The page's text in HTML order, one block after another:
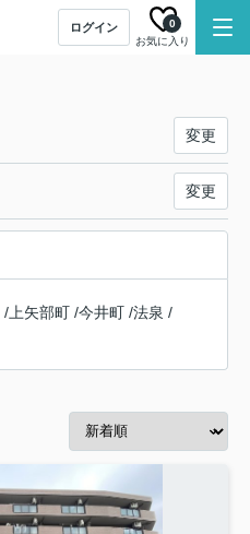
ログイン
お気に入り
0
変更
変更
/ 上矢部町 /今井町 /法泉 /